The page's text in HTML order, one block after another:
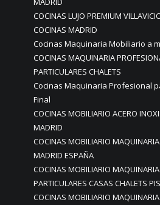
COCINAS LUJO PREMIUM
COCINAS MADRID
Cocinas Maquinaria Mobiliario a
COCINAS MAQUINARIA
PARTICULARES CHALETS
Cocinas Maquinaria Profesional
Final
COCINAS MOBILIARIO ACERO
MADRID
COCINAS MOBILIARIO
MADRID ESPAÑA
COCINAS MOBILIARIO
PARTICULARES CASAS CHALETS
COCINAS MOBILIARIO